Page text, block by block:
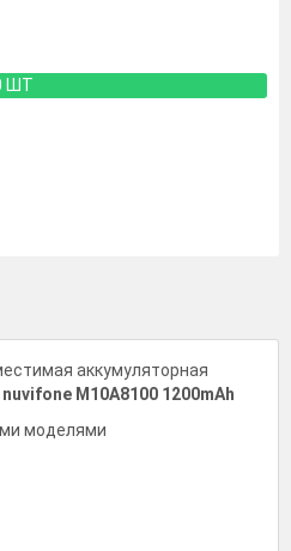
ШТ
аккумуляторная
M10A8100 1200mAh
моделями